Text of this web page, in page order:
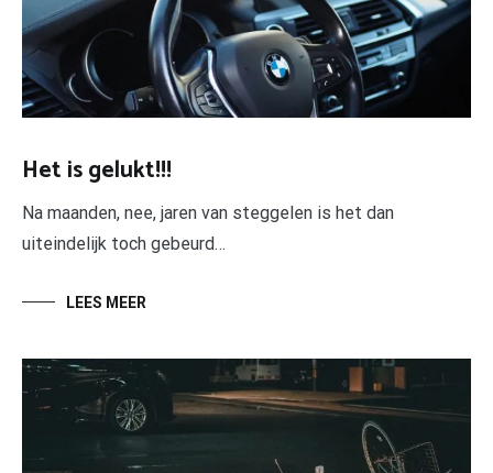
Het is gelukt!!!
Na maanden, nee, jaren van steggelen is het dan
uiteindelijk toch gebeurd…
LEES MEER